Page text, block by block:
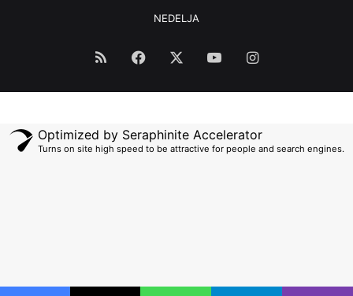
NEDELJA
RSS Facebook YouTubeInstagram
Optimized by Seraphinite Accelerator
Turns on site high speed to be attractive for people and search engines.